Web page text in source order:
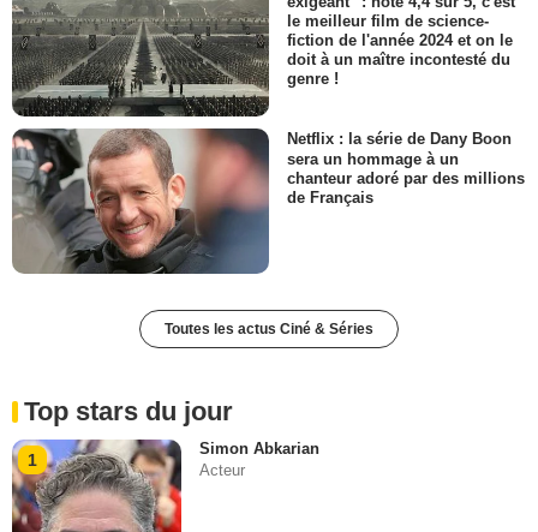
le meilleur film de science-
fiction de l'année 2024 et on le
doit à un maître incontesté du
genre !
Netflix : la série de Dany Boon
sera un hommage à un
chanteur adoré par des millions
de Français
Toutes les actus Ciné & Séries
Top stars du jour
1
Simon Abkarian
Acteur